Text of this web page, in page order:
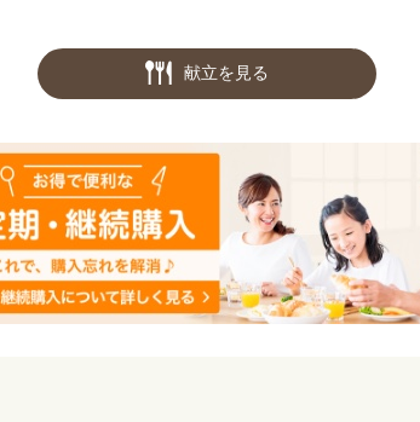
献立を見る